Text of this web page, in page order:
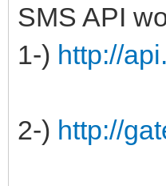
SMS API
1-) http://
2-) http://